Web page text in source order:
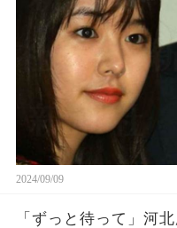
2024/09/09
「ずっと待って」河